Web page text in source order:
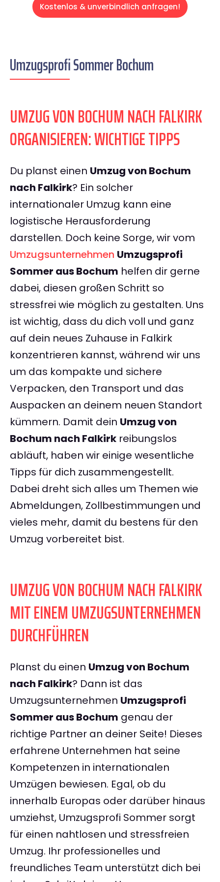
Kostenlos & unverbindlich anfragen!
Umzugsprofi Sommer Bochum
UMZUG VON BOCHUM NACH FALKIRK
ORGANISIEREN: WICHTIGE TIPPS
Du planst einen Umzug von Bochum
nach Falkirk? Ein solcher
internationaler Umzug kann eine
logistische Herausforderung
darstellen. Doch keine Sorge, wir vom
Umzugsunternehmen Umzugsprofi
Sommer aus Bochum helfen dir gerne
dabei, diesen großen Schritt so
stressfrei wie möglich zu gestalten. Uns
ist wichtig, dass du dich voll und ganz
auf dein neues Zuhause in Falkirk
konzentrieren kannst, während wir uns
um das kompakte und sichere
Verpacken, den Transport und das
Auspacken an deinem neuen Standort
kümmern. Damit dein Umzug von
Bochum nach Falkirk reibungslos
abläuft, haben wir einige wesentliche
Tipps für dich zusammengestellt.
Dabei dreht sich alles um Themen wie
Abmeldungen, Zollbestimmungen und
vieles mehr, damit du bestens für den
Umzug vorbereitet bist.
UMZUG VON BOCHUM NACH FALKIRK
MIT EINEM UMZUGSUNTERNEHMEN
DURCHFÜHREN
Planst du einen Umzug von Bochum
nach Falkirk? Dann ist das
Umzugsunternehmen Umzugsprofi
Sommer aus Bochum genau der
richtige Partner an deiner Seite! Dieses
erfahrene Unternehmen hat seine
Kompetenzen in internationalen
Umzügen bewiesen. Egal, ob du
innerhalb Europas oder darüber hinaus
umziehst, Umzugsprofi Sommer sorgt
für einen nahtlosen und stressfreien
Umzug. Ihr professionelles und
freundliches Team unterstützt dich bei